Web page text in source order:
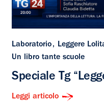
Laboratorio
Leggere
Un libro tante scuole
Speciale Tg
Leggi articolo